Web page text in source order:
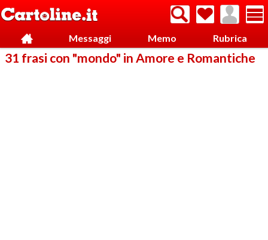
Messaggi Memo Rubrica
31 frasi con "mondo" in Amore e Romantiche